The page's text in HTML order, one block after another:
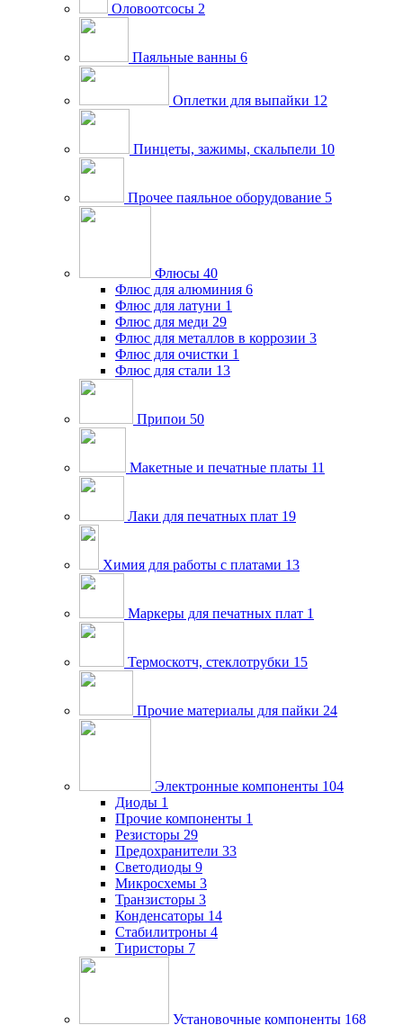
Оловоотсосы 2
Паяльные ванны 6
Оплетки для выпайки 12
Пинцеты, зажимы, скальпели 10
Прочее паяльное оборудование 5
Флюсы 40
Флюс для алюминия 6
Флюс для латуни 1
Флюс для меди 29
Флюс для металлов в коррозии 3
Флюс для очистки 1
Флюс для стали 13
Припои 50
Макетные и печатные платы 11
Лаки для печатных плат 19
Химия для работы с платами 13
Маркеры для печатных плат 1
Термоскотч, стеклотрубки 15
Прочие материалы для пайки 24
Электронные компоненты 104
Диоды 1
Прочие компоненты 1
Резисторы 29
Предохранители 33
Светодиоды 9
Микросхемы 3
Транзисторы 3
Конденсаторы 14
Стабилитроны 4
Тиристоры 7
Установочные компоненты 168